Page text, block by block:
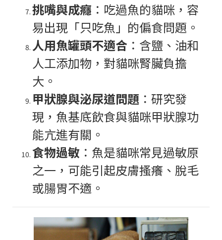
挑嘴與成癮 ：吃過魚的貓咪，容
易出現「只吃魚」的偏食問題。
人用魚罐頭不適合 ：含鹽、油和
人工添加物，對貓咪腎臟負擔
大。
甲狀腺與泌尿道問題 ：研究發
現，魚基底飲食與貓咪甲狀腺功
能亢進有關。
食物過敏 ：魚是貓咪常見過敏原
之一，可能引起皮膚搔癢、脫毛
或腸胃不適。